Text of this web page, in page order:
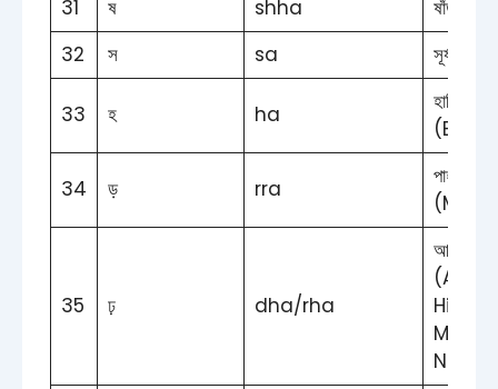
31
ষ shha
ষাঁড়
32
স sa সূর্য
33 হ ha
হাতি
34 ড় rra
পাহাড়
35 ঢ় dha/rha
আষাঢ়
Hindu
Month